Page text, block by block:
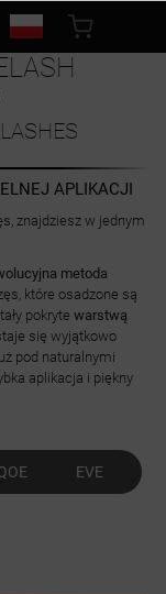
APLIKACJI
znajdziesz w jednym
metoda
które osadzone są
pokryte warstwą
się wyjątkowo
pod naturalnymi
aplikacja i piękny
EVE